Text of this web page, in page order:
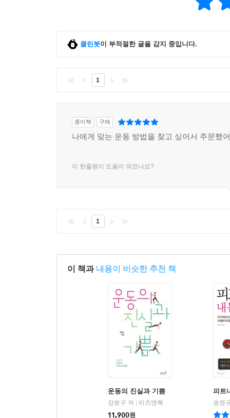
“이렇게 운동하면 아프지 않으면서 몸은 좋아지는
남의 기준에 맞춘 운동으로
몸과 마음이 지친 사람들을 위한
무엇이 좋은 운동일까? 저자가 내린 결론은 ‘하
체력 수준이 조금씩 다를 뿐 아니라 취향도 제각각
책이다. 만약 당신이 자신에게 맞지 않는 운동
‘적정 운동’과 만나게 되고, 몸과 마음이 함께 성장
클린봇이 부적절한 글을 감지 중입니다.
1
종이책 구매
나에게 맞는 운동 방법을 찾고 싶어서 주문했
이 한줄평이 도움이 되었나요?
1
이 책과 내용이 비슷한 추천 책
운동의 진실과 기쁨
강윤구 저
리즈앤북
11,900원
피트
송영